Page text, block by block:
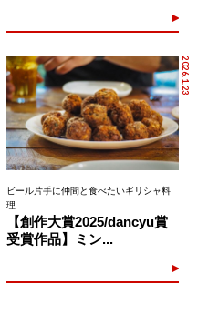
2026.1.23
ビール片手に仲間と食べたいギリシャ料
理
【創作大賞2025/dancyu賞
受賞作品】ミン...